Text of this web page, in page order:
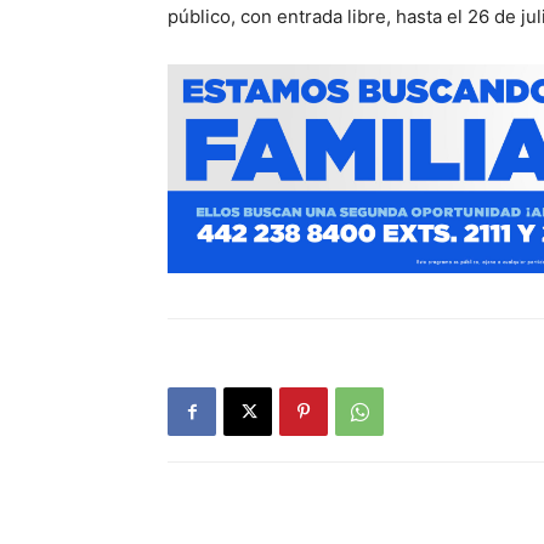
público, con entrada libre, hasta el 26 de